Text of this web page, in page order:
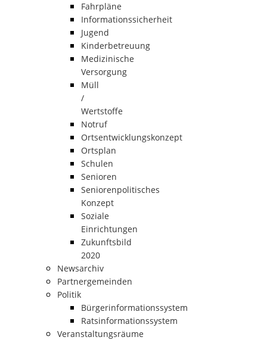
Fahrpläne
Informationssicherheit
Jugend
Kinderbetreuung
Medizinische
Versorgung
Müll
/
Wertstoffe
Notruf
Ortsentwicklungskonzept
Ortsplan
Schulen
Senioren
Seniorenpolitisches
Konzept
Soziale
Einrichtungen
Zukunftsbild
2020
Newsarchiv
Partnergemeinden
Politik
Bürgerinformationssystem
Ratsinformationssystem
Veranstaltungsräume